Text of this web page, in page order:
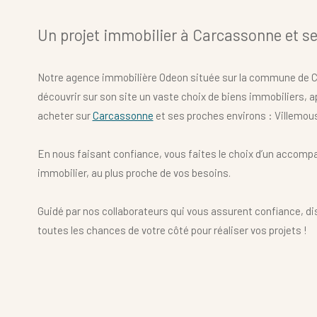
Un projet immobilier à Carcassonne et
Notre agence immobilière Odeon située sur la commune de
découvrir sur son site un vaste choix de biens immobiliers,
acheter surCarcassonne et ses proches environs :
En nous faisant confiance, vous faites le choix d’un
immobilier, au plus proche de vos besoins.
Guidé par nos collaborateurs qui vous assurent
toutes les chances de votre côté pour réaliser vos projets !
Référence